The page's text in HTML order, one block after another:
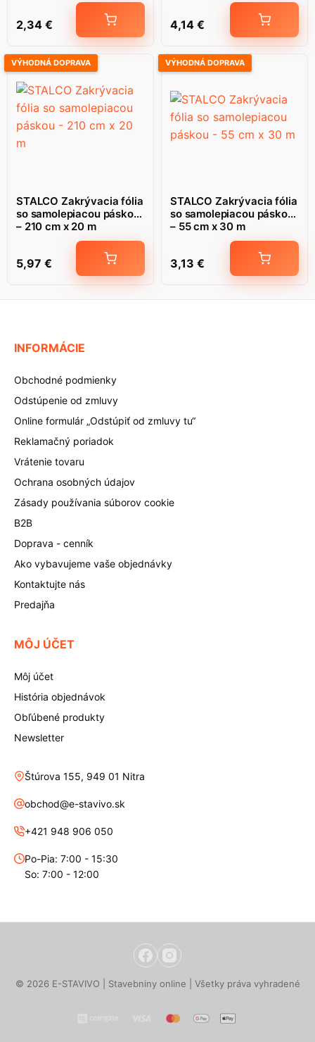
2,34 € 4,14 €
VÝHODNÁ DOPRAVA
STALCO Zakrývacia fólia
so samolepiacou páskou
– 210 cm x 20 m
5,97 €
VÝHODNÁ DOPRAVA
STALCO Zakrývacia fólia
so samolepiacou páskou
– 55 cm x 30 m
3,13 €
INFORMÁCIE
Obchodné podmienky
Odstúpenie od zmluvy
Online formulár „Odstúpiť od zmluvy tu“
Reklamačný poriadok
Vrátenie tovaru
Ochrana osobných údajov
Zásady používania súborov cookie
B2B
Doprava - cenník
Ako vybavujeme vaše objednávky
Kontaktujte nás
Predajňa
MÔJ ÚČET
Môj účet
História objednávok
Obľúbené produkty
Newsletter
Štúrova 155, 949 01 Nitra
obchod@e-stavivo.sk
+421 948 906 050
Po-Pia: 7:00 - 15:30
So: 7:00 - 12:00
© 2026 E-STAVIVO | Stavebniny online | Všetky práva vyhradené